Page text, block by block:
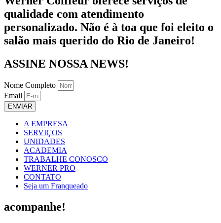
qualidade com atendimento
personalizado. Não é à toa que foi eleito o
salão mais querido do Rio de Janeiro!
ASSINE NOSSA NEWS!
Nome Completo
Email
ENVIAR
A EMPRESA
SERVIÇOS
UNIDADES
ACADEMIA
TRABALHE CONOSCO
WERNER PRO
CONTATO
Seja um Franqueado
acompanhe!